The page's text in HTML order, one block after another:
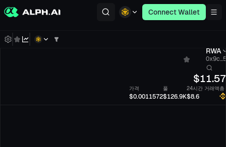
Connect Wallet
RWA
$
가격
$0.0011572
풀
$126.9K
24시간 거래액
$8.6
총